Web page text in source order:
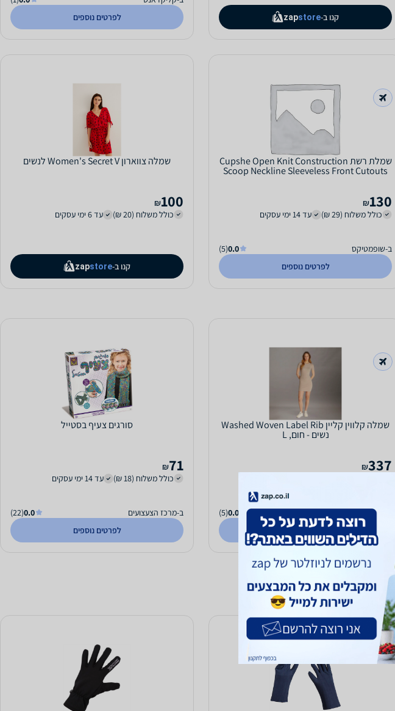
קנו ב- zapstore
לפרטים נוספים
שמלת רשת Cupshe Open Knit Construction
Scoop Neckline Sleeveless Front Cutouts
130
₪
כולל משלוח (29 ₪)
עד 14 ימי עסקים
ב-שופמטיקס 0.0
(5)
לפרטים נוספים
שמלה צווארון Women's Secret V לנשים
100
₪
כולל משלוח (20 ₪)
עד 6 ימי עסקים
קנו ב- zapstore
שמלה קלווין קליין Washed Woven Label Rib
נשים - חום, L
337
₪
ב-שופמטיקס 0.0
(5)
לפרטים נוספים
סורגים צעיף בסטייל
71
₪
כולל משלוח (18 ₪)
עד 14 ימי עסקים
ב-מרכז הצעצועים 0.0
(22)
לפרטים נוספים